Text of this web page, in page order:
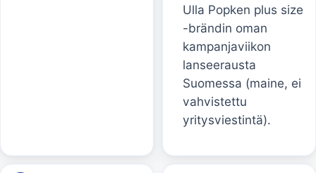
Ulla Popken plus size
-brändin oman
kampanjaviikon
lanseerausta
Suomessa (maine, ei
vahvistettu
yritysviestintä).